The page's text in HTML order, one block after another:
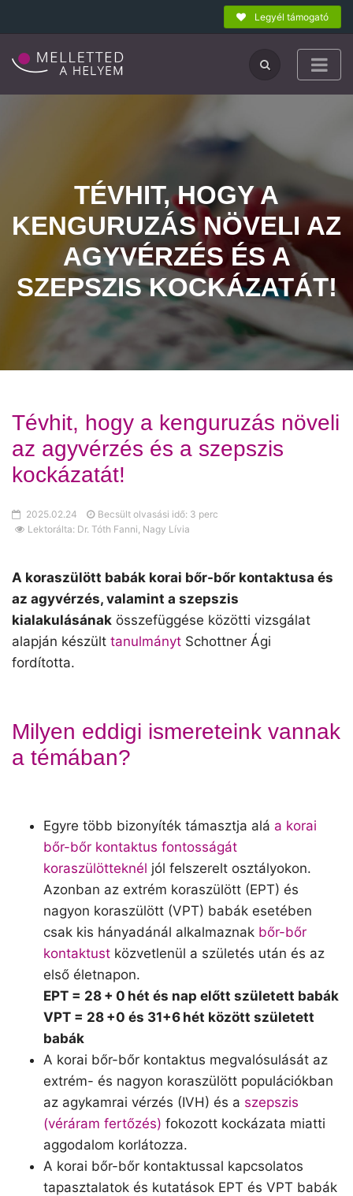
Legyél támogató
TÉVHIT, HOGY A
KENGURUZÁS NÖVELI AZ
AGYVÉRZÉS ÉS A
SZEPSZIS KOCKÁZATÁT!
Tévhit, hogy a kenguruzás növeli
az agyvérzés és a szepszis
kockázatát!
2025.02.24
Becsült olvasási idő: 3 perc
Lektorálta: Dr. Tóth Fanni, Nagy Lívia
A koraszülött babák korai bőr-bőr kontaktusa és
az agyvérzés, valamint a szepszis
kialakulásának összefüggése közötti vizsgálat
alapján készült tanulmányt Schottner Ági
fordította.
Milyen eddigi ismereteink vannak
a témában?
Egyre több bizonyíték támasztja alá a korai
bőr-bőr kontaktus fontosságát
koraszülötteknél jól felszerelt osztályokon.
Azonban az extrém koraszülött (EPT) és
nagyon koraszülött (VPT) babák esetében
csak kis hányadánál alkalmaznak bőr-bőr
kontaktust közvetlenül a születés után és az
első életnapon.
EPT = 28 + 0 hét és nap előtt született babák
VPT = 28 +0 és 31+6 hét között született
babák
A korai bőr-bőr kontaktus megvalósulását az
extrém- és nagyon koraszülött populációkban
az agykamrai vérzés (IVH) és a szepszis
(véráram fertőzés) fokozott kockázata miatti
aggodalom korlátozza.
A korai bőr-bőr kontaktussal kapcsolatos
tapasztalatok és kutatások EPT és VPT babák